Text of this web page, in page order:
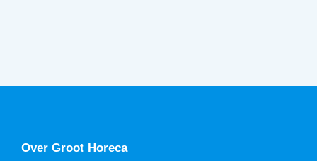
Over Groot Horeca